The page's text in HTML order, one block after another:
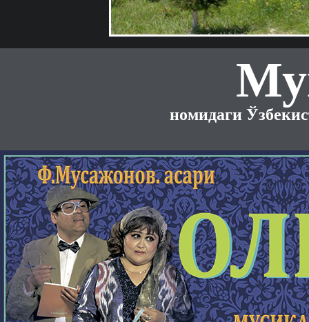
номидаги